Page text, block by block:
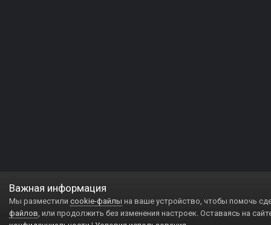
Важная информация
Мы разместили cookie-файлы на ваше устройство, чтобы помочь
файлов, или продолжить без изменения настроек. Оставаясь на